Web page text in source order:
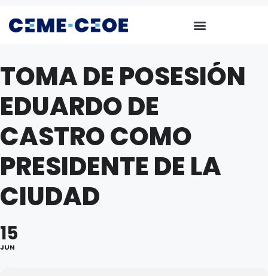
TOMA DE POSESIÓN
EDUARDO DE
CASTRO COMO
PRESIDENTE DE LA
CIUDAD
15
JUN